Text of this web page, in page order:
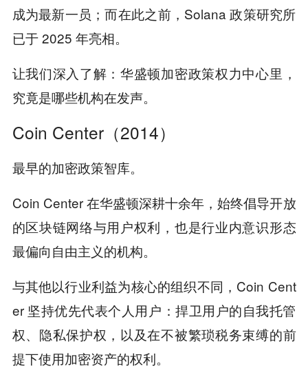
成为最新一员；而在此之前，Solana 政策研究所
已于 2025 年亮相。
让我们深入了解：华盛顿加密政策权力中心里，
究竟是哪些机构在发声。
Coin Center（2014）
最早的加密政策智库。
Coin Center 在华盛顿深耕十余年，始终倡导开放
的区块链网络与用户权利，也是行业内意识形态
最偏向自由主义的机构。
与其他以行业利益为核心的组织不同，Coin Cent
er 坚持优先代表个人用户：捍卫用户的自我托管
权、隐私保护权，以及在不被繁琐税务束缚的前
提下使用加密资产的权利。